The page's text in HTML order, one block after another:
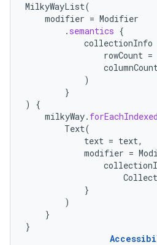
MilkyWayList(
modifier = Modifier
. semantics {
collectionInfo
rowCount =
)
}
)
{
milkyWay. forEachIndexed
Text(
text = text,
modifier =
}
)
}
}